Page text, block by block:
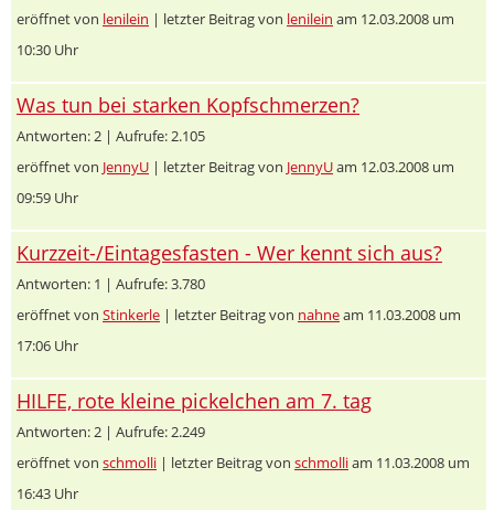
eröffnet von lenilein | letzter Beitrag von lenilein am 12.03.2008 um
10:30 Uhr
Was tun bei starken Kopfschmerzen?
Antworten: 2 | Aufrufe: 2.105
eröffnet von JennyU | letzter Beitrag von JennyUam 12.03.2008 um
09:59 Uhr
Kurzzeit-/Eintagesfasten - Wer kennt sich aus?
Antworten: 1 | Aufrufe: 3.780
eröffnet von Stinkerle | letzter Beitrag von nahneam 11.03.2008 um
17:06 Uhr
HILFE, rote kleine pickelchen am 7. tag
Antworten: 2 | Aufrufe: 2.249
eröffnet von schmolli | letzter Beitrag von schmolliam 11.03.2008 um
16:43 Uhr